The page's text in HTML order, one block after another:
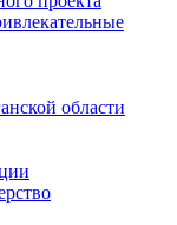
области